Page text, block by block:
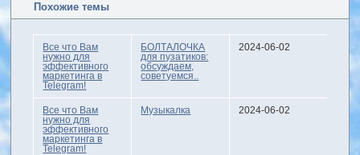
Похожие темы
Все что Вам
нужно для
эффективного
маркетинга в
Telegram!
БОЛТАЛОЧКА
для пузатиков:
обсуждаем,
советуемся..
2024-06-02
Все что Вам
нужно для
эффективного
маркетинга в
Telegram!
Музыкалка 2024-06-02